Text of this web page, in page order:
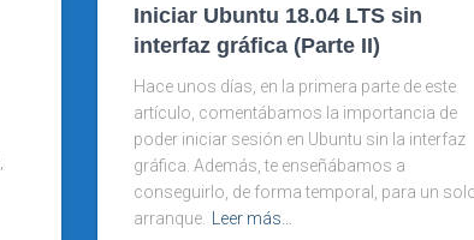
Iniciar Ubuntu 18.04 LTS sin
interfaz gráfica (Parte II)
Hace unos días, en la primera parte de este
artículo, comentábamos la importancia de
poder iniciar sesión en Ubuntu sin la interfaz
gráfica. Además, te enseñábamos a
conseguirlo, de forma temporal, para un
arranque.
Leer más…